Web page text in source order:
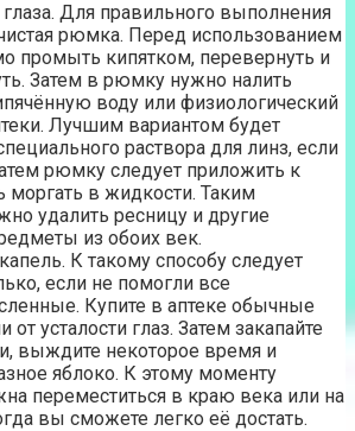
Для правильного выполнения
рюмка. Перед использованием
промыть кипятком, перевернуть и
Затем в рюмку нужно налить
воду или физиологический
Лучшим вариантом будет
раствора для линз, если
рюмку следует приложить к
моргать в жидкости. Таким
удалить ресницу и другие
из обоих век.
К такому способу следует
если не помогли все
Купите в аптеке обычные
от усталости глаз. Затем закапайте
выждите некоторое время и
яблоко. К этому моменту
переместиться в краю века или на
вы сможете легко её достать.